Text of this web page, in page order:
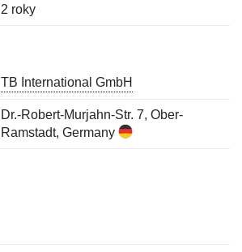
2 roky
TB International GmbH
Dr.-Robert-Murjahn-Str. 7, Ober-
Ramstadt, Germany